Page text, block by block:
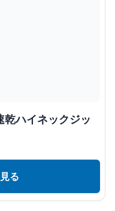
ハイネックジッ
る